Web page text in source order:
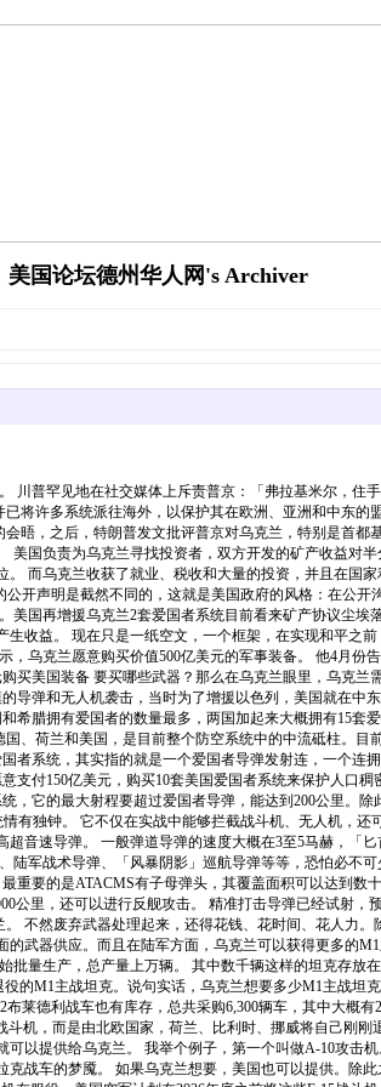
美国论坛德州华人网's Archiver
川普罕见地在社交媒体上斥责普京：「弗拉基米尔，
将许多系统派往海外，以保护其在欧洲、亚洲和中东
晤，之后，特朗普发文批评普京对乌克兰，特别是首
国负责为乌克兰寻找投资者，双方开发的矿产收益
而乌克兰收获了就业、税收和大量的投资，并且在国
开声明是截然不同的，这就是美国政府的风格：在公
国再增援乌克兰2套爱国者系统目前看来矿产协议尘
收益。 现在只是一纸空文，一个框架，在实现和平之
乌克兰愿意购买价值500亿美元的军事装备。 他4月份
买美国装备 要买哪些武器？那么在乌克兰眼里，乌克
导弹和无人机袭击，当时为了增援以色列，美国就在
腊拥有爱国者的数量最多，两国加起来大概拥有15套
、荷兰和美国，是目前整个防空系统中的中流砥柱。
者系统，其实指的就是一个爱国者导弹发射连，一个
付150亿美元，购买10套美国爱国者系统来保护人口
，它的最大射程要超过爱国者导弹，能达到200公里。
独钟。 它不仅在实战中能够拦截战斗机、无人机，
音速导弹。 一般弹道导弹的速度大概在3至5马赫，「
军战术导弹、「风暴阴影」巡航导弹等等，恐怕必不
重要的是ATACMS有子母弹头，其覆盖面积可以达到
公里，还可以进行反舰攻击。 精准打击导弹已经试射
不然废弃武器处理起来，还得花钱、花时间、花人力
武器供应。而且在陆军方面，乌克兰可以获得更多的
量生产，总产量上万辆。 其中数千辆这样的坦克存
的M1主战坦克。说句实话，乌克兰想要多少M1主战
德利战车也有库存，总共采购6,300辆车，其中大概
机，而是由北欧国家，荷兰、比利时、挪威将自己刚
以提供给乌克兰。 我举个例子，第一个叫做A-10攻击
战车的梦魇。 如果乌克兰想要，美国也可以提供。除